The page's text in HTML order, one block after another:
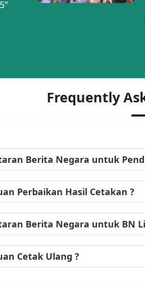
Frequently
Berita Negara untuk
Perbaikan Hasil Cetakan ?
Berita Negara untuk BN
Cetak Ulang ?